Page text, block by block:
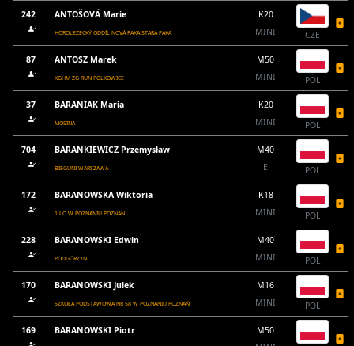
242 ANTOŠOVÁ Marie
HOROLEZECKÝ ODDÍL NOVÁ PAKA STARÁ PAKA
K20
MINI
CZE
87 ANTOSZ Marek
KGHM ZG RUN POLKOWICE
M50
MINI
POL
37 BARANIAK Maria
MOSINA
K20
MINI
POL
704 BARANKIEWICZ Przemysław
BIEGUNI WARSZAWA
M40
E
POL
172 BARANOWSKA Wiktoria
1 LO W POZNANIU POZNAŃ
K18
MINI
POL
228 BARANOWSKI Edwin
PODGÓRZYN
M40
MINI
POL
170 BARANOWSKI Julek
SZKOŁA PODSTAWOWA NR 58 W POZNANIU POZNAŃ
M16
MINI
POL
169 BARANOWSKI Piotr
M50